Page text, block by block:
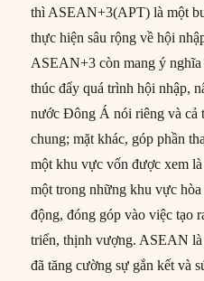
thì ASEAN+3(APT) là một
thực hiện sâu rộng về hội
ASEAN+3 còn mang ý nghĩa
thúc đẩy quá trình hội nhập,
nước Đông Á nói riêng và
chung; mặt khác, góp phần
một khu vực vốn được xem
một trong những khu vực
động, đóng góp vào việc tạo
triển, thịnh vượng. ASEAN
đã tăng cường sự gắn kết và